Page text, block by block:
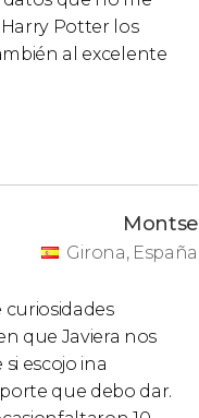
Harry Potter los
al excelente
Montse
Girona, España
que Javiera nos
escojo ina
que debo dar.